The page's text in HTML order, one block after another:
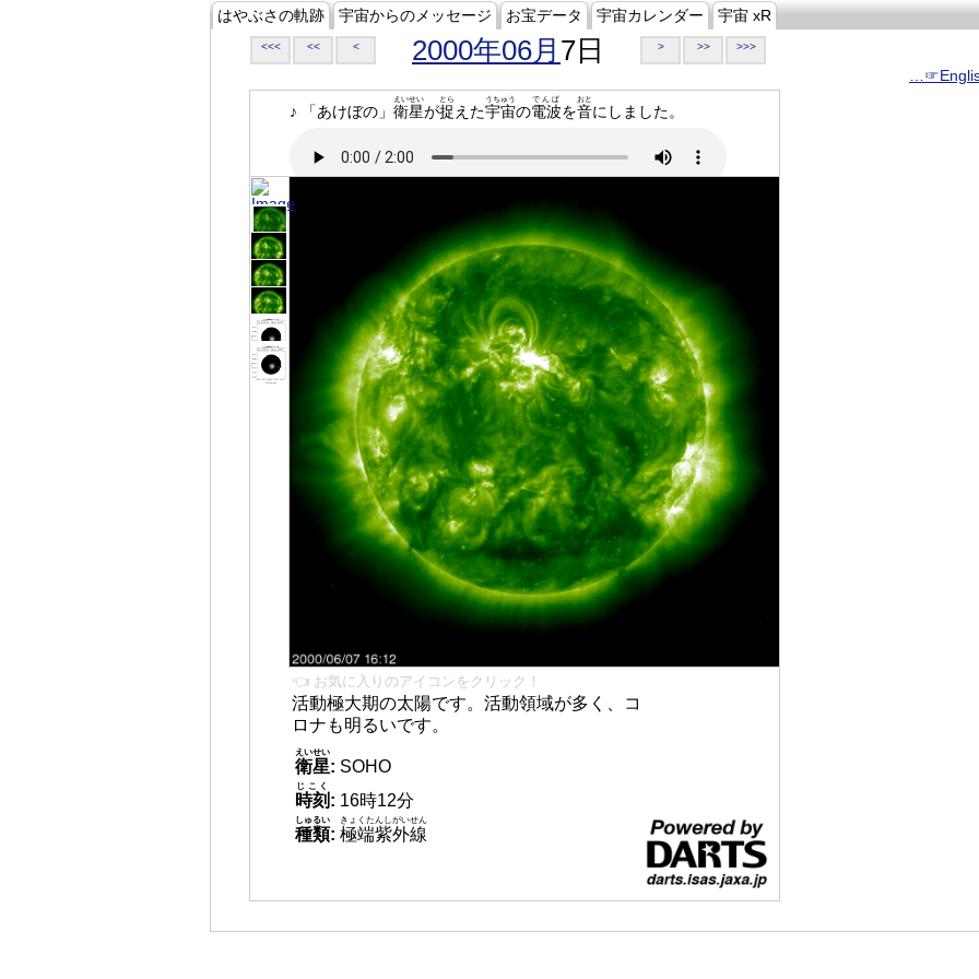
はやぶさの軌跡 宇宙からのメッセージ お宝データ 宇宙カレンダー 宇宙 xR
<<< << < 2000年06月 7日 > >> >>>
♪ 「あけぼの」 衛星
えいせい
が捉
とら
えた宇宙
うちゅう
の電波
でんぱ
を音
おと
にしました。
👈 お気に入りのアイコンをクリック！
活動極大期の太陽です。活動領域が多く、コ
ロナも明るいです。
衛星
えいせい
: SOHO
時刻
じこく
: 16時12分
種類
しゅるい
: 極端紫外線
きょくたんしがいせん